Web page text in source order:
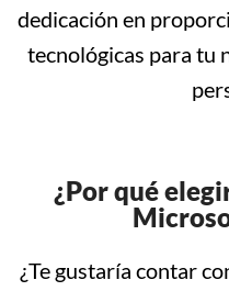
dedicación en
tecnológicas para tu
¿Por qué
¿Te gustaría contar